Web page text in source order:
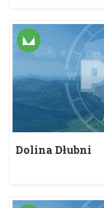
Dolina Dłubni